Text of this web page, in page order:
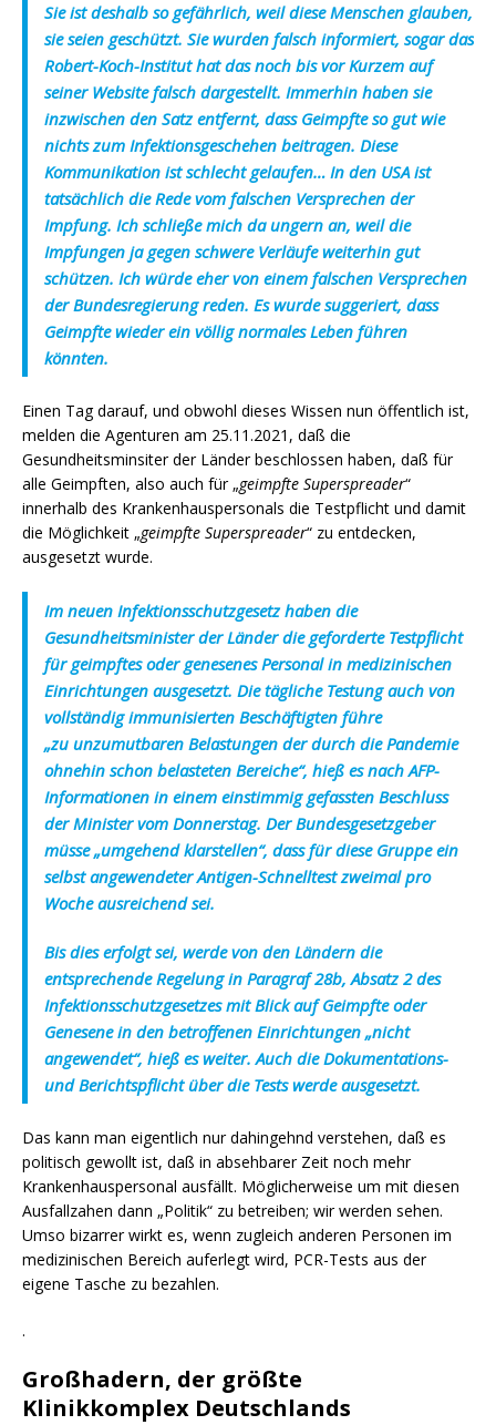
Sie ist deshalb so gefährlich, weil diese Menschen glauben,
sie seien geschützt. Sie wurden falsch informiert, sogar das
Robert-Koch-Institut hat das noch bis vor Kurzem auf
seiner Website falsch dargestellt. Immerhin haben sie
inzwischen den Satz entfernt, dass Geimpfte so gut wie
nichts zum Infektionsgeschehen beitragen. Diese
Kommunikation ist schlecht gelaufen… In den USA ist
tatsächlich die Rede vom falschen Versprechen der
Impfung. Ich schließe mich da ungern an, weil die
Impfungen ja gegen schwere Verläufe weiterhin gut
schützen. Ich würde eher von einem falschen Versprechen
der Bundesregierung reden. Es wurde suggeriert, dass
Geimpfte wieder ein völlig normales Leben führen
könnten.
Einen Tag darauf, und obwohl dieses Wissen nun öffentlich ist,
melden die Agenturen am 25.11.2021, daß die
Gesundheitsminsiter der Länder beschlossen haben, daß für
alle Geimpften, also auch für „geimpfte Superspreader“
innerhalb des Krankenhauspersonals die Testpflicht und damit
die Möglichkeit „geimpfte Superspreader“ zu entdecken,
ausgesetzt wurde.
Im neuen Infektionsschutzgesetz haben die
Gesundheitsminister der Länder die geforderte Testpflicht
für geimpftes oder genesenes Personal in medizinischen
Einrichtungen ausgesetzt. Die tägliche Testung auch von
vollständig immunisierten Beschäftigten führe
„zu unzumutbaren Belastungen der durch die Pandemie
ohnehin schon belasteten Bereiche“, hieß es nach AFP-
Informationen in einem einstimmig gefassten Beschluss
der Minister vom Donnerstag. Der Bundesgesetzgeber
müsse „umgehend klarstellen“, dass für diese Gruppe ein
selbst angewendeter Antigen-Schnelltest zweimal pro
Woche ausreichend sei.
Bis dies erfolgt sei, werde von den Ländern die
entsprechende Regelung in Paragraf 28b, Absatz 2 des
Infektionsschutzgesetzes mit Blick auf Geimpfte oder
Genesene in den betroffenen Einrichtungen „nicht
angewendet“, hieß es weiter. Auch die Dokumentations-
und Berichtspflicht über die Tests werde ausgesetzt.
Das kann man eigentlich nur dahingehnd verstehen, daß es
politisch gewollt ist, daß in absehbarer Zeit noch mehr
Krankenhauspersonal ausfällt. Möglicherweise um mit diesen
Ausfallzahen dann „Politik“ zu betreiben; wir werden sehen.
Umso bizarrer wirkt es, wenn zugleich anderen Personen im
medizinischen Bereich auferlegt wird, PCR-Tests aus der
eigene Tasche zu bezahlen.
.
Großhadern, der größte
Klinikkomplex Deutschlands